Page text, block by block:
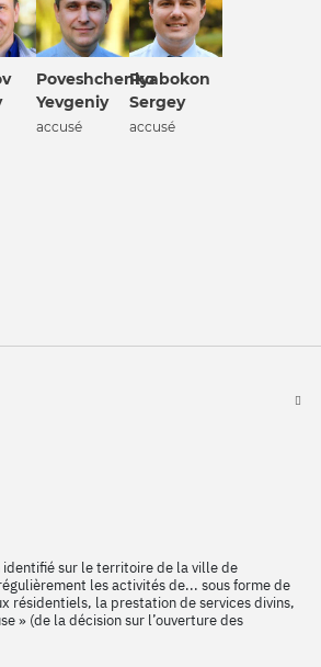
Poveshchenko
Yevgeniy
accusé
Ryabokon
Sergey
accusé
identifié sur le territoire de la ville de
les activités de... sous forme de
résidentiels, la prestation de services divins,
» (de la décision sur l’ouverture des